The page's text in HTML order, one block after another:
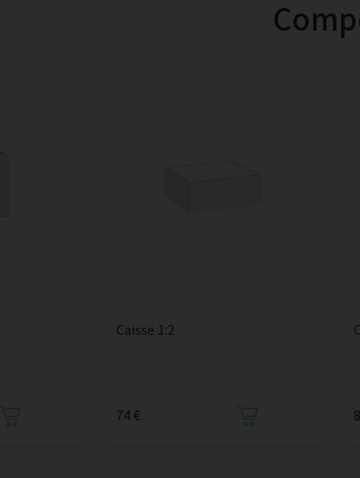
Caisse 1:2
74 €